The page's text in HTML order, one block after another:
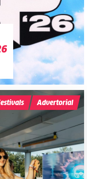
Advertorial